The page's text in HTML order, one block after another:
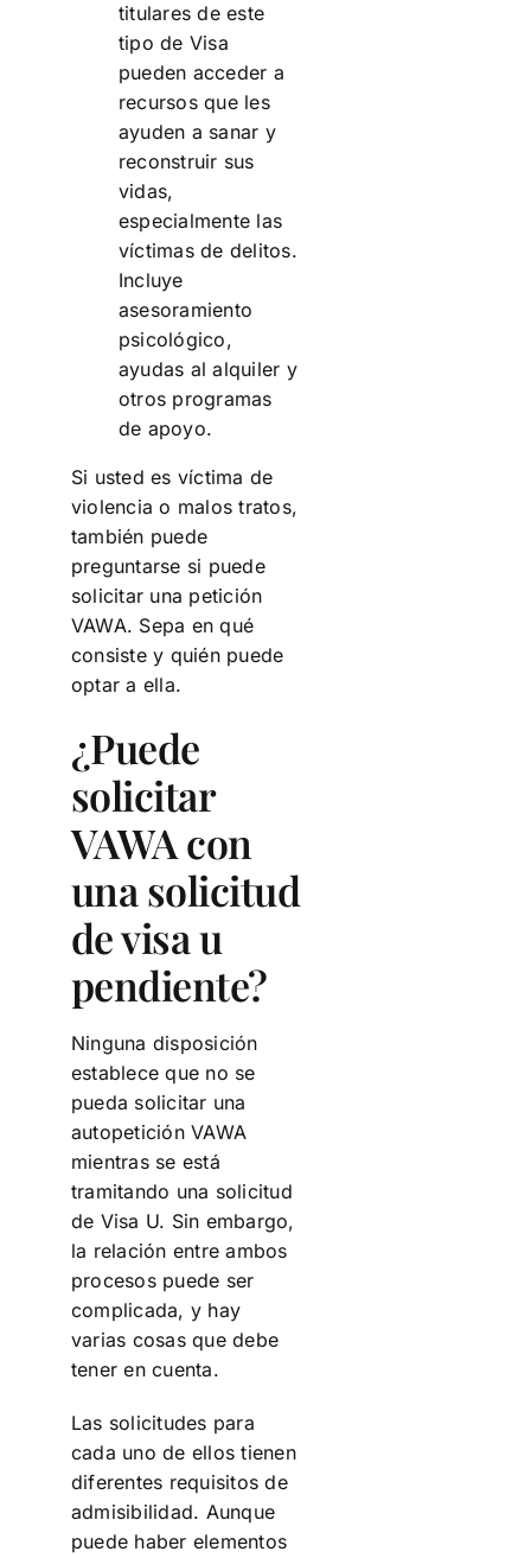
titulares de este
tipo de Visa
pueden acceder a
recursos que les
ayuden a sanar y
reconstruir sus
vidas,
especialmente las
víctimas de delitos.
Incluye
asesoramiento
psicológico,
ayudas al alquiler y
otros programas
de apoyo.
Si usted es víctima de
violencia o malos tratos,
también puede
preguntarse si puede
solicitar una petición
VAWA. Sepa en qué
consiste y quién puede
optar a ella.
¿Puede
solicitar
VAWA con
una solicitud
de visa u
pendiente?
Ninguna disposición
establece que no se
pueda solicitar una
autopetición VAWA
mientras se está
tramitando una solicitud
de Visa U. Sin embargo,
la relación entre ambos
procesos puede ser
complicada, y hay
varias cosas que debe
tener en cuenta.
Las solicitudes para
cada uno de ellos tienen
diferentes requisitos de
admisibilidad. Aunque
puede haber elementos